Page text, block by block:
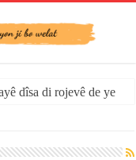
dîsa di rojevê de ye